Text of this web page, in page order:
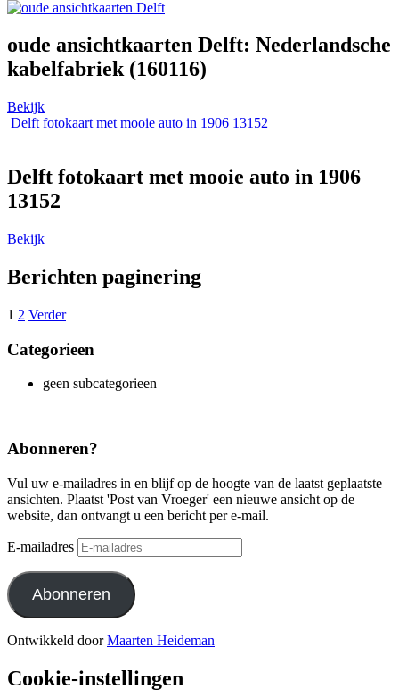
oude ansichtkaarten Delft: Nederlandsche
kabelfabriek (160116)
Bekijk
Delft fotokaart met mooie auto in 1906 13152
Delft fotokaart met mooie auto in 1906
13152
Bekijk
Berichten paginering
1 2 Verder
Categorieen
geen subcategorieen
Abonneren?
Vul uw e-mailadres in en blijf op de hoogte van de laatst geplaatste
ansichten. Plaatst 'Post van Vroeger' een nieuwe ansicht op de
website, dan ontvangt u een bericht per e-mail.
E-mailadres
Abonneren
Ontwikkeld doorMaarten Heideman
Cookie-instellingen